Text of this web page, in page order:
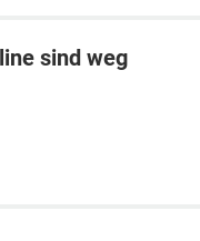
sind weg